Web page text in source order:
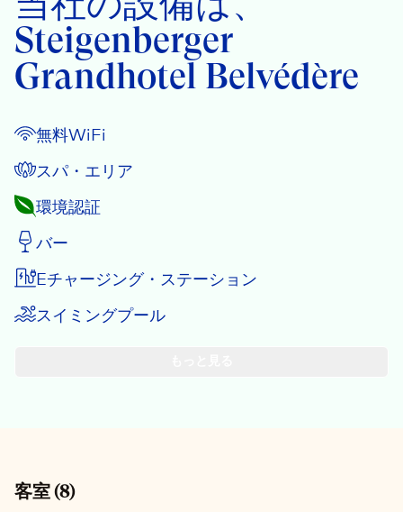
Steigenberger
Grandhotel Belvédère
無料WiFi
スパ・エリア
環境認証
バー
Eチャージング・ステーション
スイミングプール
客室(8)